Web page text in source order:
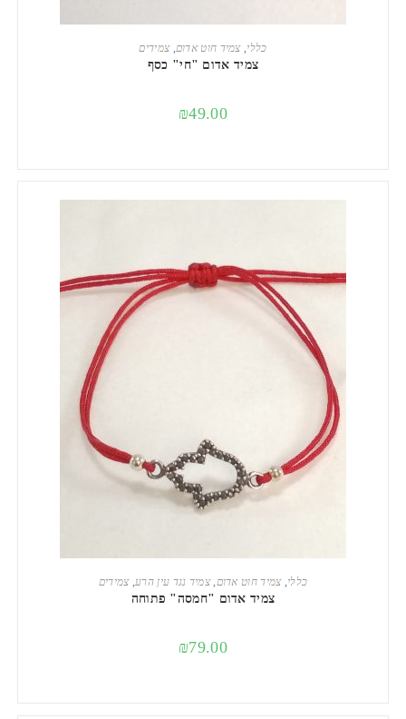
הוספה לסלכללי,צמיד חוט אדום,צמידים
צמיד אדום "חי" כסף
₪49.00
הוספה לסל כללי,צמיד חוט אדום,צמיד נגד עין הרע,צמידים
צמיד אדום "חמסה" פתוחה
₪79.00